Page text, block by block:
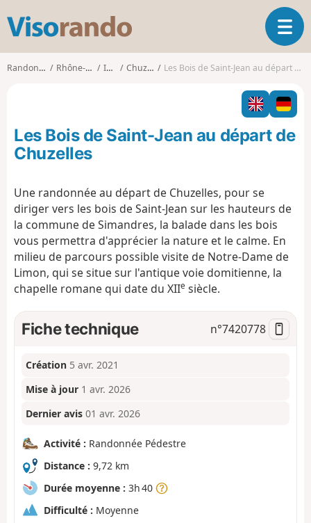
s
o
o
O
u
i
r
l
a
g
t
i
Randonnées Rhône-Alpes Isère Chuzelles Les Bois de Saint-Jean au départ de Chuzelles
Les Bois de Saint-Jean au départ de
Chuzelles
Une randonnée au départ de Chuzelles, pour se
diriger vers les bois de Saint-Jean sur les hauteurs de
la commune de Simandres, la balade dans les bois
vous permettra d'apprécier la nature et le calme. En
milieu de parcours possible visite de Notre-Dame de
Limon, qui se situe sur l'antique voie domitienne, la
chapelle romane qui date du XIIe siècle.
Fiche technique n°7420778
Création 5 avr. 2021
Mise à jour 1 avr. 2026
Dernier avis 01 avr. 2026
Activité : Randonnée Pédestre
Distance : 9,72 km
Durée moyenne : 3h 40
Difficulté : Moyenne